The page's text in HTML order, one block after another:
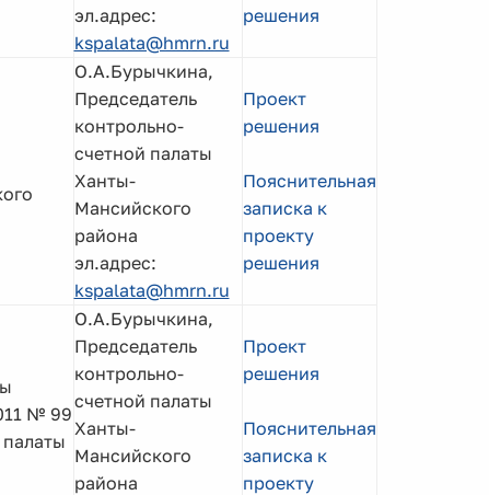
эл.адрес:
kspalata@hmrn.ru
решения
О.А.Бурычкина,
Председатель
контрольно-
счетной палаты
Ханты-
Мансийского
района
эл.адрес:
kspalata@hmrn.ru
Проект
решения
Пояснительная
записка к
проекту
решения
№ 99
О.А.Бурычкина,
Председатель
контрольно-
счетной палаты
Ханты-
Мансийского
района
Проект
решения
Пояснительная
записка к
проекту